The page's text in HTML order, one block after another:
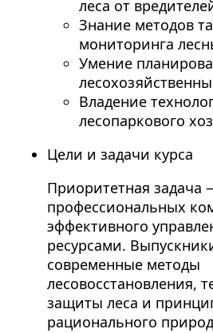
леса от
Знание методов
мониторинга
Умение
Владение
лесопаркового
Цели и задачи курса
Приоритетная
профессиональных
эффективного
ресурсами.
современные методы
лесовосстановления,
защиты леса и
рационального